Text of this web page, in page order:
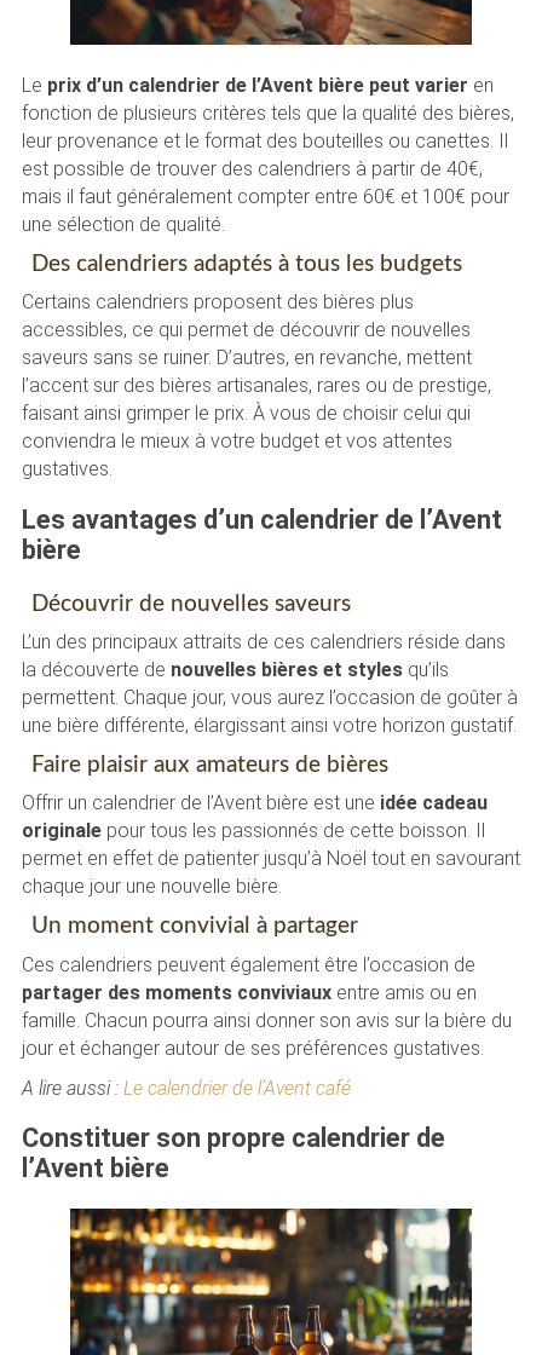
Le prix d’un calendrier de l’Avent bière peut varier en
fonction de plusieurs critères tels que la qualité des bières,
leur provenance et le format des bouteilles ou canettes. Il
est possible de trouver des calendriers à partir de 40€,
mais il faut généralement compter entre 60€ et 100€ pour
une sélection de qualité.
Des calendriers adaptés à tous les budgets
Certains calendriers proposent des bières plus
accessibles, ce qui permet de découvrir de nouvelles
saveurs sans se ruiner. D’autres, en revanche, mettent
l’accent sur des bières artisanales, rares ou de prestige,
faisant ainsi grimper le prix. À vous de choisir celui qui
conviendra le mieux à votre budget et vos attentes
gustatives.
Les avantages d’un calendrier de l’Avent
bière
Découvrir de nouvelles saveurs
L’un des principaux attraits de ces calendriers réside dans
la découverte de nouvelles bières et stylesqu’ils
permettent. Chaque jour, vous aurez l’occasion de goûter à
une bière différente, élargissant ainsi votre horizon gustatif.
Faire plaisir aux amateurs de bières
Offrir un calendrier de l’Avent bière est une idée cadeau
originalepour tous les passionnés de cette boisson. Il
permet en effet de patienter jusqu’à Noël tout en savourant
chaque jour une nouvelle bière.
Un moment convivial à partager
Ces calendriers peuvent également être l’occasion de
partager des moments conviviauxentre amis ou en
famille. Chacun pourra ainsi donner son avis sur la bière du
jour et échanger autour de ses préférences gustatives.
A lire aussi : Le calendrier de l’Avent café
Constituer son propre calendrier de
l’Avent bière